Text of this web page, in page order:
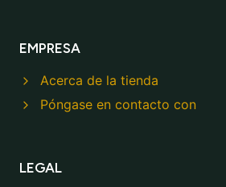
EMPRESA
Acerca de la tienda
Póngase en contacto con
LEGAL